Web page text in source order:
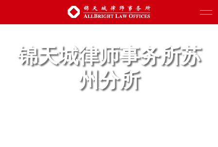
锦天城律师事务所苏
州分所